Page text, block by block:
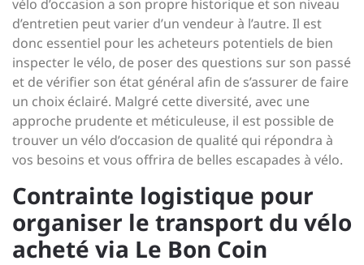
vélo d’occasion a son propre historique et son niveau
d’entretien peut varier d’un vendeur à l’autre. Il est
donc essentiel pour les acheteurs potentiels de bien
inspecter le vélo, de poser des questions sur son passé
et de vérifier son état général afin de s’assurer de faire
un choix éclairé. Malgré cette diversité, avec une
approche prudente et méticuleuse, il est possible de
trouver un vélo d’occasion de qualité qui répondra à
vos besoins et vous offrira de belles escapades à vélo.
Contrainte logistique pour
organiser le transport du vélo
acheté via Le Bon Coin